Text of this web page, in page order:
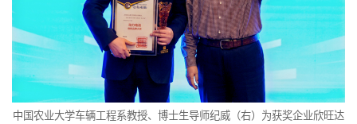
中国农业大学车辆工程系教授、博士生导师纪威（右）为获奖企业欣旺达